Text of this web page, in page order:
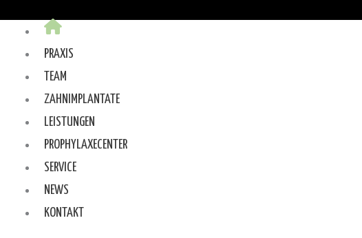
PRAXIS
TEAM
ZAHNIMPLANTATE
LEISTUNGEN
PROPHYLAXECENTER
SERVICE
NEWS
KONTAKT